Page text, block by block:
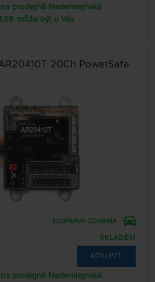
prodejně Nademlejnská
může být u Vás
20Ch PowerSafe
DOPRAVA ZDARMA
SKLADEM
KOUPIT
prodejně Nademlejnská